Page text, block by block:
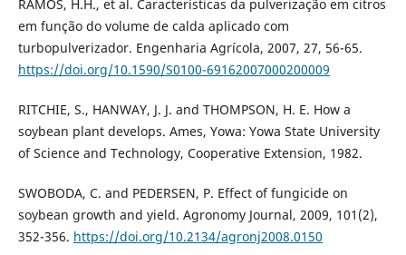
RAMOS, H.H., et al. Características da pulverização em citros
em função do volume de calda aplicado com
turbopulverizador. Engenharia Agrícola, 2007, 27, 56-65.
https://doi.org/10.1590/S0100-69162007000200009
RITCHIE, S., HANWAY, J. J. and THOMPSON, H. E. How a
soybean plant develops. Ames, Yowa: Yowa State University
of Science and Technology, Cooperative Extension, 1982.
SWOBODA, C. and PEDERSEN, P. Effect of fungicide on
soybean growth and yield. Agronomy Journal, 2009, 101(2),
352-356. https://doi.org/10.2134/agronj2008.0150